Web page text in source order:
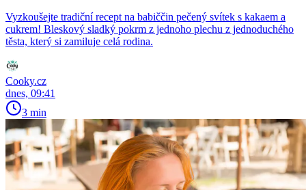
Vyzkoušejte tradiční recept na babiččin pečený svítek s kakaem a
cukrem! Bleskový sladký pokrm z jednoho plechu z jednoduchého
těsta, který si zamiluje celá rodina.
Cooky.cz
dnes, 09:41
3 min